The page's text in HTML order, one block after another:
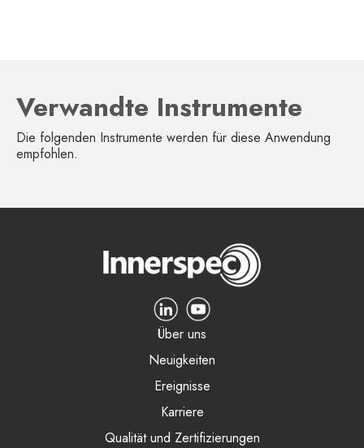
Verwandte Instrumente
Die folgenden Instrumente werden für diese Anwendung
empfohlen.
Über uns
Neuigkeiten
Ereignisse
Karriere
Qualität und Zertifizierungen